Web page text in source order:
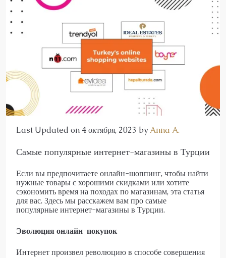
Last Updated on 4 октября, 2023 byAnna A.
Самые популярные интернет-магазины в Турции
Если вы предпочитаете онлайн-шоппинг, чтобы найти
нужные товары с хорошими скидками или хотите
сэкономить время на походах по магазинам, эта статья
для вас. Здесь мы расскажем вам про самые
популярные интернет-магазины в Турции.
Эволюция онлайн-покупок
Интернет произвел революцию в способе совершения